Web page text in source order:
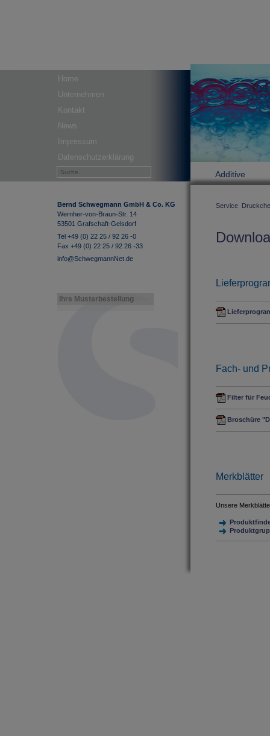
Home
Unternehmen
Kontakt
News
Impressum
Datenschutzerklärung
Bernd Schwegmann GmbH & Co. KG
Wernher-von-Braun-Str. 14
53501 Grafschaft-Gelsdorf
Tel +49 (0) 22 25 / 92 26 -0
Fax +49 (0) 22 25 / 92 26 -33
info@SchwegmannNet.de
Ihre Musterbestellung
Additive
Service
Fach- und
Filter für
Broschüre
Merkblätter
Unsere